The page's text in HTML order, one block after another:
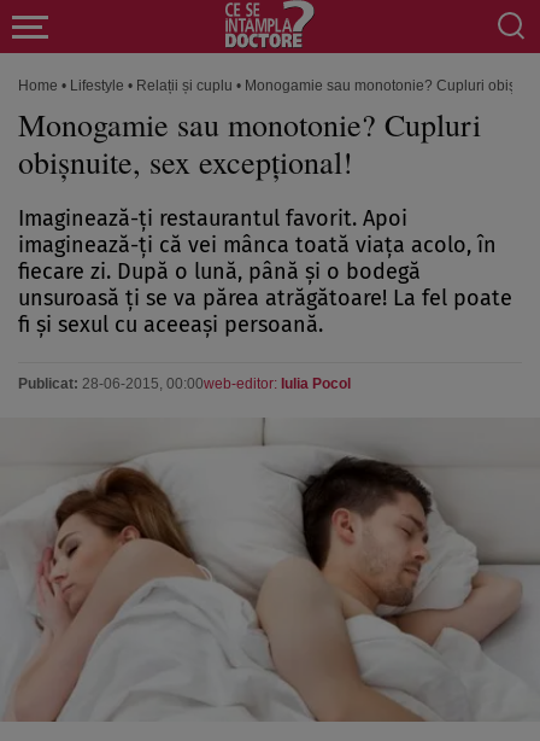
Home • Lifestyle • Relații și cuplu • Monogamie sau monotonie? Cupluri
Monogamie sau monotonie? Cupluri
obişnuite, sex excepţional!
Imaginează-ţi restaurantul favorit. Apoi
imaginează-ţi că vei mânca toată viaţa acolo, în
fiecare zi. După o lună, până şi o bodegă
unsuroasă ţi se va părea atrăgătoare! La fel poate
fi şi sexul cu aceeaşi persoană.
Publicat: 28-06-2015, 00:00web-editor: Iulia Pocol